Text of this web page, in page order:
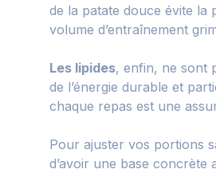
de la patate douce évite la
volume d’entraînement
Les lipides, enfin, ne sont
de l’énergie durable et
chaque repas est une
Pour ajuster vos portions
d’avoir une base concrète